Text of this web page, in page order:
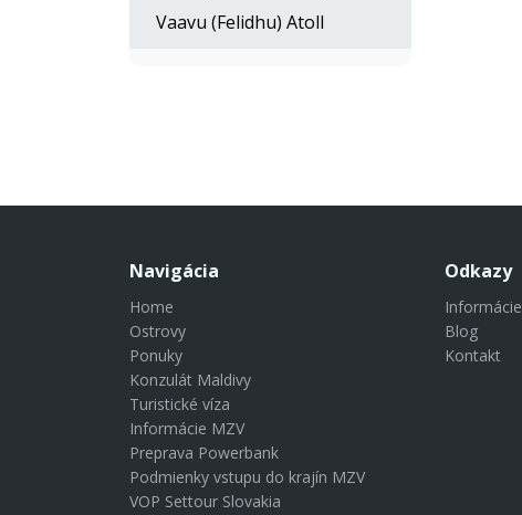
Vaavu (Felidhu) Atoll
Navigácia
Home
Ostrovy
Ponuky
Konzulát Maldivy
Turistické víza
Informácie MZV
Preprava Powerbank
Podmienky vstupu do krajín MZV
VOP Settour Slovakia
Odkazy
Informácie
Blog
Kontakt